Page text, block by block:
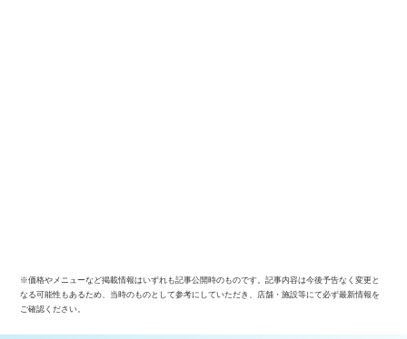
※価格やメニューなど掲載情報はいずれも記事公開時のものです。記事内容は今後予告なく変更と
なる可能性もあるため、当時のものとして参考にしていただき、店舗・施設等にて必ず最新情報を
ご確認ください。